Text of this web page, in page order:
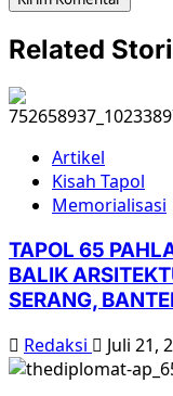
Related
Artikel
Kisah Tapol
Memorialisasi
TAPOL 65
BALIK
SERANG,
Redaksi Juli 21,